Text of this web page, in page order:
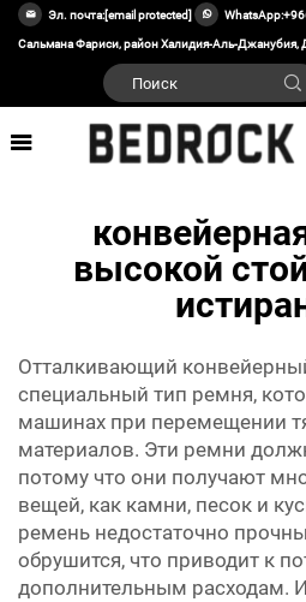
Эл. почта:[email protected] WhatsApp:
Сальмана Фариси, район Халидия-Аль-Джанубия,
высокой
Отталкивающий
специальный тип ремня,
машинах при перемещении
материалов. Эти ремни
потому что они получают
вещей, как камни, песок и
ремень недостаточно
обрушится, что приводит к
дополнительным расходам.